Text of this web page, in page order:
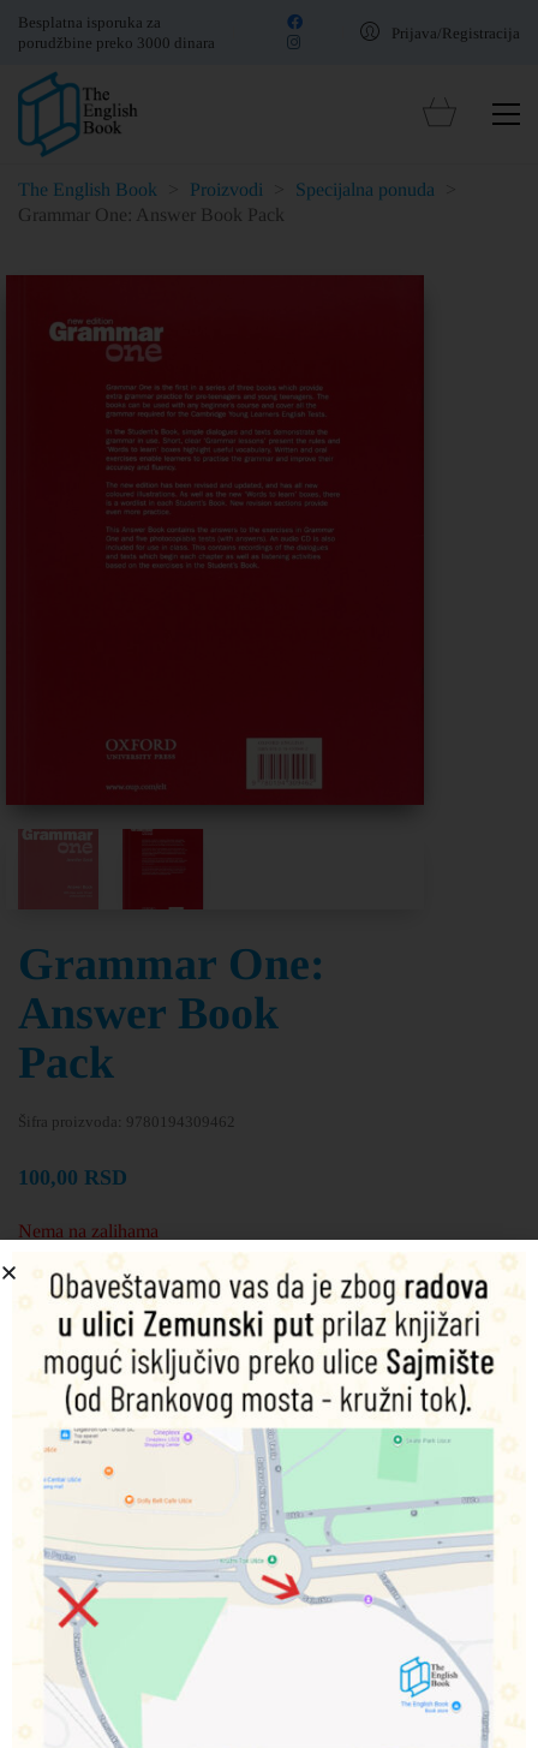
Besplatna isporuka za
porudžbine preko 3000 dinara
Prijava/Registracija
The English Book Proizvodi Specijalna ponuda
Grammar One: Answer Book Pack
Grammar One:
Answer Book
Pack
Šifra proizvoda: 9780194309462
100,00 RSD
Nema na zalihama
Obavesti me o dostupnosti proizvoda
Podeli na društvenim mrežama
Dodatne informacije
A gentle introduction to grammar for children, which
presents grammar in familiar everyday situations.
Povezani proizvodi